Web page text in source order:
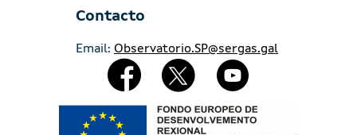
Contacto
Email: Observatorio.SP@sergas.gal
Redes Sociales